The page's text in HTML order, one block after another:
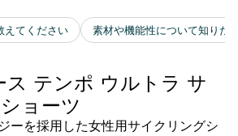
ス テンポ ウルトラ サ
ョーツ
ーを採用した女性用サイクリングシ